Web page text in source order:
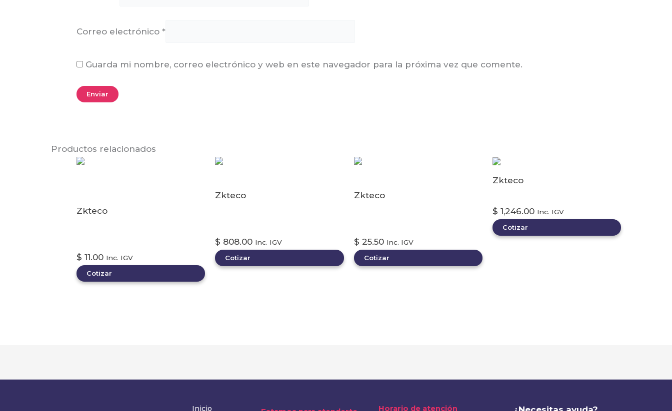
Correo electrónico *
Guarda mi nombre, correo electrónico y web en este navegador para la próxima vez que comente.
Productos relacionados
Zkteco
$ 11.00 Inc. IGV
Cotizar
Zkteco
$ 808.00 Inc. IGV
Cotizar
Zkteco
$ 25.50 Inc. IGV
Cotizar
Zkteco
$ 1,246.00 Inc. IGV
Cotizar
Inicio Horario de atención